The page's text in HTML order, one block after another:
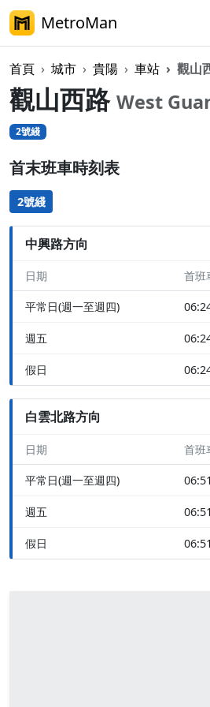
MetroMan
首頁 城市 貴陽 車站 觀山
觀山西路 West
2號綫
首末班車時刻表
2號綫
中興路方向
日期 首班
平常日(週一至週四)
週五
假日
白雲北路方向
日期 首班
平常日(週一至週四) 06:51
週五 06:51
假日 06:51